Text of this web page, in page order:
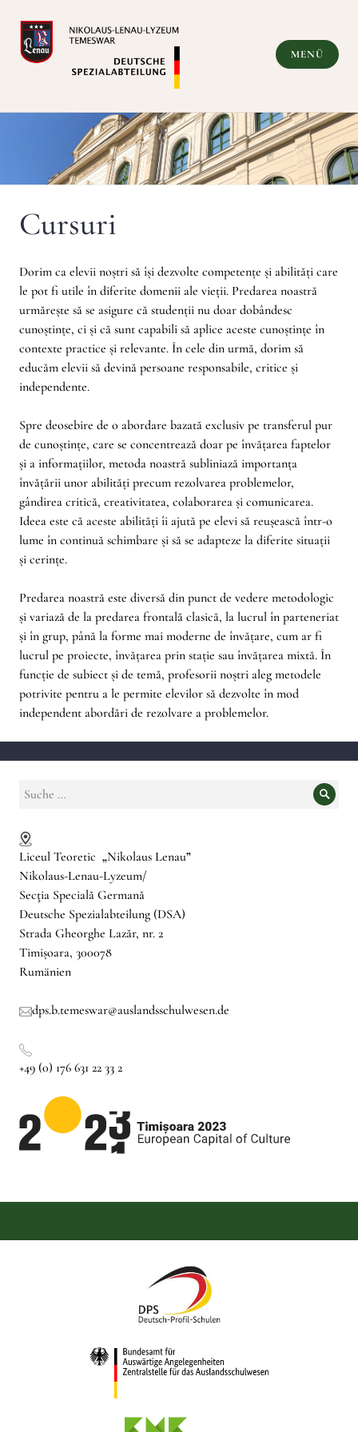
Inhalt
springen
Deutsche Spezialabteilung
MENÜ
Cursuri
Dorim ca elevii noștri să își dezvolte competențe și abilități care
le pot fi utile în diferite domenii ale vieții. Predarea noastră
urmărește să se asigure că studenții nu doar dobândesc
cunoștințe, ci și că sunt capabili să aplice aceste cunoștințe în
contexte practice și relevante. În cele din urmă, dorim să
educăm elevii să devină persoane responsabile, critice și
independente.
Spre deosebire de o abordare bazată exclusiv pe transferul pur
de cunoștințe, care se concentrează doar pe învățarea faptelor
și a informațiilor, metoda noastră subliniază importanța
învățării unor abilități precum rezolvarea problemelor,
gândirea critică, creativitatea, colaborarea și comunicarea.
Ideea este că aceste abilități îi ajută pe elevi să reușească într-o
lume în continuă schimbare și să se adapteze la diferite situații
și cerințe.
Predarea noastră este diversă din punct de vedere metodologic
și variază de la predarea frontală clasică, la lucrul în parteneriat
și în grup, până la forme mai moderne de învățare, cum ar fi
lucrul pe proiecte, învățarea prin stație sau învățarea mixtă. În
funcție de subiect și de temă, profesorii noștri aleg metodele
potrivite pentru a le permite elevilor să dezvolte în mod
independent abordări de rezolvare a problemelor.
Suche
Suche
Liceul Teoretic „Nikolaus Lenau”
Nikolaus-Lenau-Lyzeum/
Secţia Specială Germană
Deutsche Spezialabteilung (DSA)
Strada Gheorghe Lazăr, nr. 2
Timișoara, 300078
Rumänien
dps.b.temeswar@auslandsschulwesen.de
+49 (0) 176 631 22 33 2